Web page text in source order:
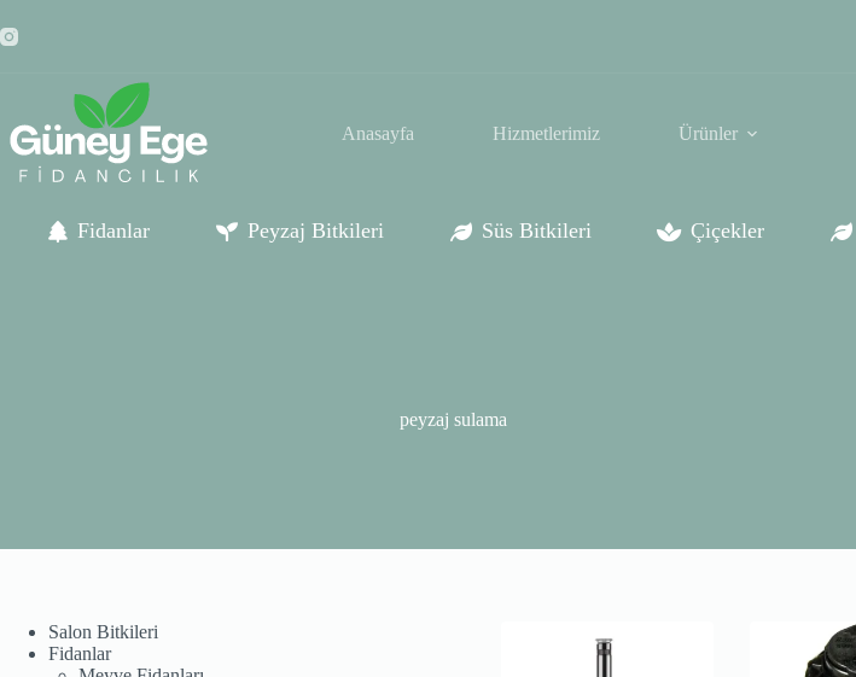
to
content
Anasayfa Hizmetlerimiz Ürünler
Fidanlar Peyzaj Bitkileri Süs Bitkileri Çiçekler
peyzaj sulama
Salon Bitkileri
Fidanlar